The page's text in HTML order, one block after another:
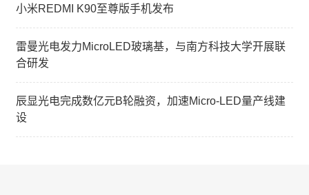
小米REDMI K90至尊版手机发布
雷曼光电发力MicroLED玻璃基，与南方科技大学开展联
合研发
辰显光电完成数亿元B轮融资，加速Micro-LED量产线建
设